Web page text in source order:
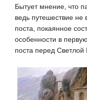
Бытует мнение, что
ведь путешествие не
поста, покаянное
особенности в
поста перед Светлой